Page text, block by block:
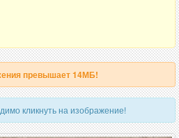
превышает 14МБ!
кликнуть на изображение!